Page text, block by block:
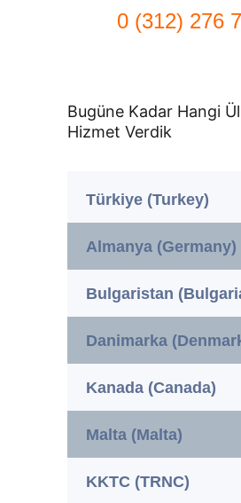
0 (312) 276
Bugüne Kadar Hangi
Hizmet Verdik
Türkiye (Turkey)
Almanya (Germany)
Bulgaristan
Danimarka
Kanada (Canada)
Malta (Malta)
KKTC (TRNC)